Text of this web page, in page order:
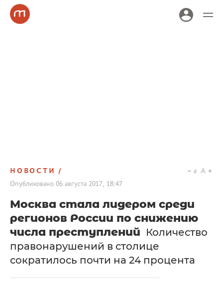
НОВОСТИ
Опубликовано 06 августа 2017, 18:47
a A
Москва стала лидером среди
регионов России по снижению
числа преступлений Количество
правонарушений в столице
сократилось почти на 24 процента